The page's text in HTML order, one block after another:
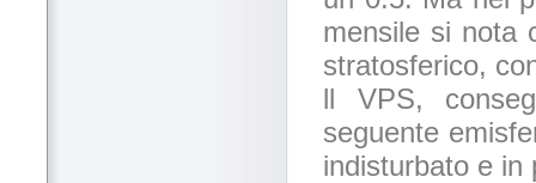
mensile si nota
stratosferico,
ll VPS,
seguente
indisturbato e